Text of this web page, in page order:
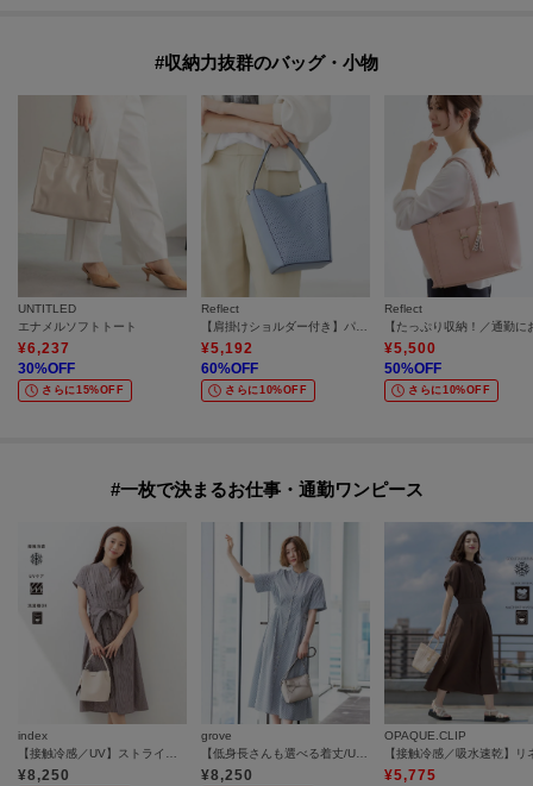
#収納力抜群のバッグ・小物
UNTITLED
エナメルソフトトート
¥6,237
30%OFF
さらに15%OFF
Reflect
¥5,192
60%OFF
さらに10%OFF
Reflect
¥5,500
50%OFF
さらに10%OFF
#一枚で決まるお仕事・通勤ワンピース
index
【接触冷感／UV】ストライプタックシャツワンピース《洗濯機OK》
¥8,250
grove
【低身長さんも選べる着丈/UV・シワになりにくいetc】涼やかさも、きちんとも叶うワンピース
¥8,250
OPAQUE.CLIP
¥5,775